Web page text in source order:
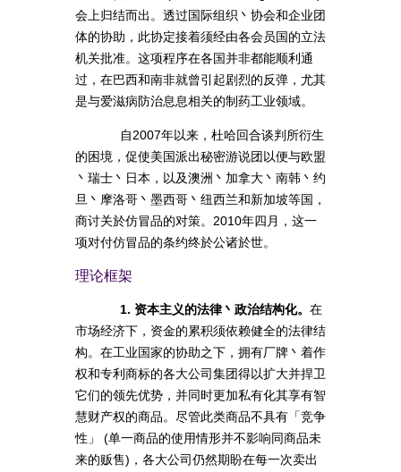
会上归结而出。透过国际组织丶协会和企业团
体的协助，此协定接着须经由各会员国的立法
机关批准。这项程序在各国并非都能顺利通
过，在巴西和南非就曾引起剧烈的反弹，尤其
是与爱滋病防治息息相关的制药工业领域。
自2007年以来，杜哈回合谈判所衍生
的困境，促使美国派出秘密游说团以便与欧盟
丶瑞士丶日本，以及澳洲丶加拿大丶南韩丶约
旦丶摩洛哥丶墨西哥丶纽西兰和新加坡等国，
商讨关於仿冒品的对策。2010年四月，这一
项对付仿冒品的条约终於公诸於世。
理论框架
1. 资本主义的法律丶政治结构化。 在
市场经济下，资金的累积须依赖健全的法律结
构。在工业国家的协助之下，拥有厂牌丶着作
权和专利商标的各大公司集团得以扩大并捍卫
它们的领先优势，并同时更加私有化其享有智
慧财产权的商品。尽管此类商品不具有「竞争
性」 (单一商品的使用情形并不影响同商品未
来的贩售)，各大公司仍然期盼在每一次卖出